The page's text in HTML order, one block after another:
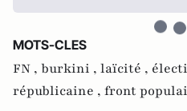
MOTS-CLES
FN , burkini , laïcité ,
républicaine , front